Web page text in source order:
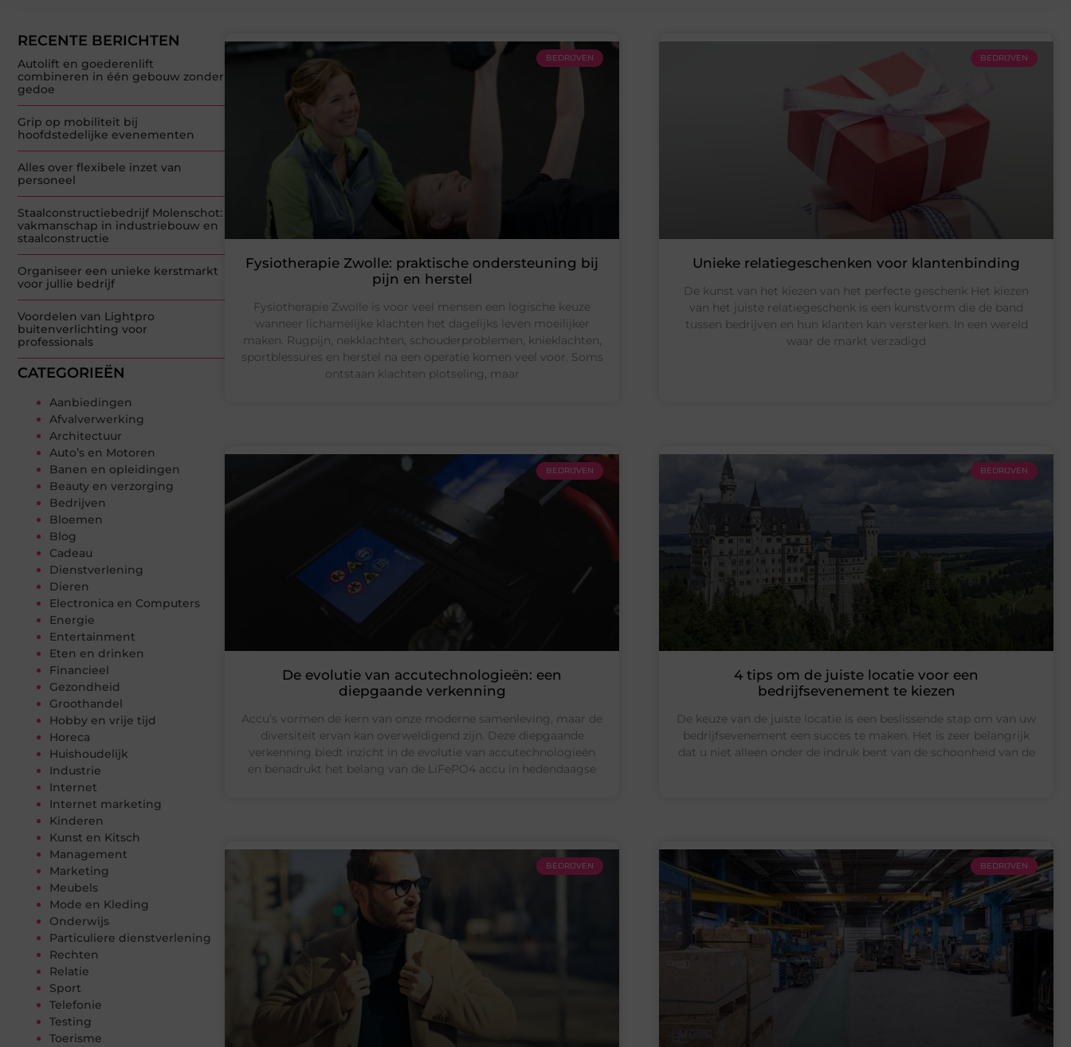
RECENTE BERICHTEN
Autolift en goederenlift
combineren in één gebouw zonder
gedoe
Grip op mobiliteit bij
hoofdstedelijke evenementen
Alles over flexibele inzet van
personeel
Staalconstructiebedrijf Molenschot:
vakmanschap in industriebouw en
staalconstructie
Organiseer een unieke kerstmarkt
voor jullie bedrijf
Voordelen van Lightpro
buitenverlichting voor
professionals
CATEGORIEËN
Aanbiedingen
Afvalverwerking
Architectuur
Auto’s en Motoren
Banen en opleidingen
Beauty en verzorging
Bedrijven
Bloemen
Blog
Cadeau
Dienstverlening
Dieren
Electronica en Computers
Energie
Entertainment
Eten en drinken
Financieel
Gezondheid
Groothandel
Hobby en vrije tijd
Horeca
Huishoudelijk
Industrie
Internet
Internet marketing
Kinderen
Kunst en Kitsch
Management
Marketing
Meubels
Mode en Kleding
Onderwijs
Particuliere dienstverlening
Rechten
Relatie
Sport
Telefonie
Testing
Toerisme
BEDRIJVEN
Fysiotherapie Zwolle: praktische ondersteuning bij
pijn en herstel
Fysiotherapie Zwolle is voor veel mensen een logische keuze
wanneer lichamelijke klachten het dagelijks leven moeilijker
maken. Rugpijn, nekklachten, schouderproblemen, knieklachten,
sportblessures en herstel na een operatie komen veel voor. Soms
ontstaan klachten plotseling, maar
BEDRIJVEN
Unieke relatiegeschenken voor klantenbinding
De kunst van het kiezen van het perfecte geschenk Het kiezen
van het juiste relatiegeschenk is een kunstvorm die de band
tussen bedrijven en hun klanten kan versterken. In een wereld
waar de markt verzadigd
BEDRIJVEN
De evolutie van accutechnologieën: een
diepgaande verkenning
Accu’s vormen de kern van onze moderne samenleving, maar de
diversiteit ervan kan overweldigend zijn. Deze diepgaande
verkenning biedt inzicht in de evolutie van accutechnologieën
en benadrukt het belang van de LiFePO4 accu in hedendaagse
BEDRIJVEN
4 tips om de juiste locatie voor een
bedrijfsevenement te kiezen
De keuze van de juiste locatie is een beslissende stap om van uw
bedrijfsevenement een succes te maken. Het is zeer belangrijk
dat u niet alleen onder de indruk bent van de schoonheid van de
BEDRIJVEN BEDRIJVEN